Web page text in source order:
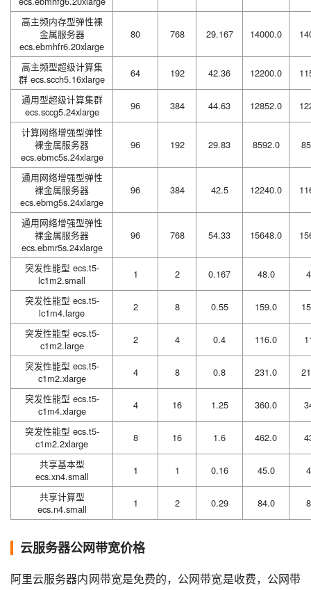
高主频内存型弹性裸
金属服务器
ecs.ebmhfr6.20xlarge
80 768 29.167 14000.0
高主频型超级计算集
群 ecs.scch5.16xlarge
64 192 42.36 12200.0
通用型超级计算集群
ecs.sccg5.24xlarge
96 384 44.63 12852.0
计算网络增强型弹性
裸金属服务器
ecs.ebmc5s.24xlarge
96 192 29.83 8592.0
通用网络增强型弹性
裸金属服务器
ecs.ebmg5s.24xlarge
96 384 42.5 12240.0
通用网络增强型弹性
裸金属服务器
ecs.ebmr5s.24xlarge
96 768 54.33 15648.0
突发性能型 ecs.t5-
lc1m2.small
1 2 0.167 48.0
突发性能型 ecs.t5-
lc1m4.large
2 8 0.55 159.0
突发性能型 ecs.t5-
c1m2.large
2 4 0.4 116.0
突发性能型 ecs.t5-
c1m2.xlarge
4 8 0.8 231.0
突发性能型 ecs.t5-
c1m4.xlarge
4 16 1.25 360.0
突发性能型 ecs.t5-
c1m2.2xlarge
8 16 1.6 462.0
共享基本型
ecs.xn4.small
1 1 0.16 45.0
共享计算型
ecs.n4.small
1 2 0.29 84.0
云服务器公网带宽价格
阿里云服务器内网带宽是免费的，公网带宽是收费，公网带